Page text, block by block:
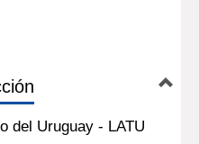
del Uruguay - LATU